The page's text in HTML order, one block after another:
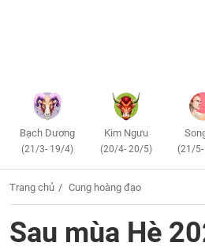
Bạch Dương
(21/3- 19/4)
Kim Ngưu
(20/4- 20/5) (21/
Trang chủ Cung hoàng đạo
Sau mùa Hè